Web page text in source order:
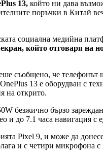
13, който ни дава
поръчки в Китай
социална медийна
който отговаря на
съобщено, че телефонът
13 е оборудван с
на открито.
безжично бързо
и до 7.1 часа навигация с
Pixel 9, и може да
и с четири микрофона